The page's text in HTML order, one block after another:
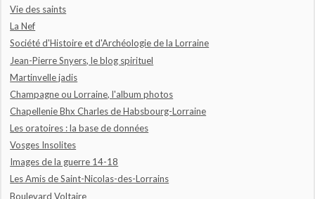
Vie des saints
La Nef
Société d'Histoire et d'Archéologie de la Lorraine
Jean-Pierre Snyers, le blog spirituel
Martinvelle jadis
Champagne ou Lorraine, l'album photos
Chapellenie Bhx Charles de Habsbourg-Lorraine
Les oratoires : la base de données
Vosges Insolites
Images de la guerre 14-18
Les Amis de Saint-Nicolas-des-Lorrains
Boulevard Voltaire